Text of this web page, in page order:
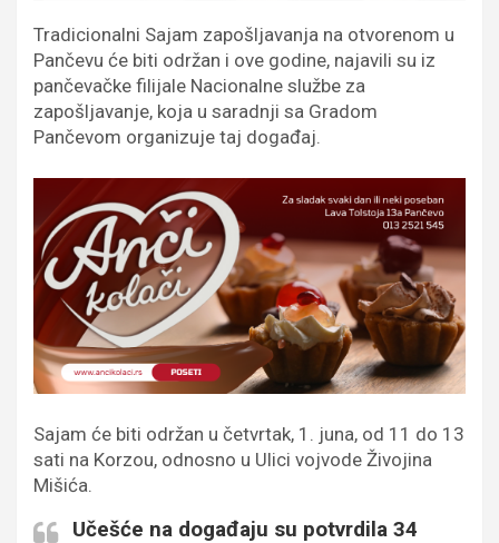
Tradicionalni Sajam zapošljavanja na otvorenom u
Pančevu će biti održan i ove godine, najavili su iz
pančevačke filijale Nacionalne službe za
zapošljavanje, koja u saradnji sa Gradom
Pančevom organizuje taj događaj.
Sajam će biti održan u četvrtak, 1. juna, od 11 do 13
sati na Korzou, odnosno u Ulici vojvode Živojina
Mišića.
Učešće na događaju su potvrdila 34